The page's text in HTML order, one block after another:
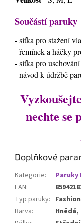
Součástí paruky
- síťka pro stažení
- řemínek a háčky
- síťka pro
- návod k údržbě
nechte se
Doplňkové
Kategorie:
Paruky
EAN:
Typ paruky:
Barva:
Hnědá,